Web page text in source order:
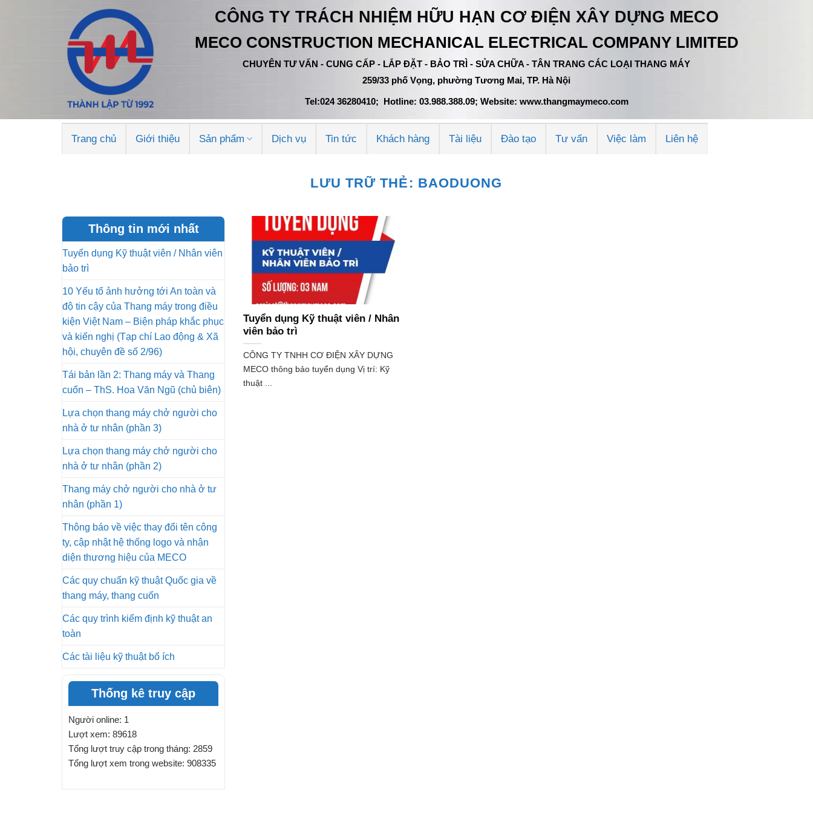
CÔNG TY TRÁCH NHIỆM HỮU HẠN CƠ ĐIỆN XÂY DỰNG MECO
MECO CONSTRUCTION MECHANICAL ELECTRICAL COMPANY LIMITED
CHUYÊN TƯ VẤN - CUNG CẤP - LẮP ĐẶT - BẢO TRÌ - SỬA CHỮA - TÂN TRANG CÁC LOẠI THANG MÁY
259/33 phố Vọng, phường Tương Mai, TP. Hà Nội
Tel:024 36280410; Hotline: 03.988.388.09; Website: www.thangmaymeco.com
Trang chủ Giới thiệu Sản phẩm Dịch vụ Tin tức Khách hàng Tài liệu Đào tạo Tư vấn Việc làm Liên hệ
LƯU TRỮ THẺ: BAODUONG
Thông tin mới nhất
Tuyển dụng Kỹ thuật viên / Nhân viên
bảo trì
10 Yếu tố ảnh hưởng tới An toàn và
độ tin cậy của Thang máy trong điều
kiện Việt Nam – Biện pháp khắc phục
và kiến nghị (Tạp chí Lao động & Xã
hội, chuyên đề số 2/96)
Tái bản lần 2: Thang máy và Thang
cuốn – ThS. Hoa Văn Ngũ (chủ biên)
Lựa chọn thang máy chở người cho
nhà ở tư nhân (phần 3)
Lựa chọn thang máy chở người cho
nhà ở tư nhân (phần 2)
Thang máy chở người cho nhà ở tư
nhân (phần 1)
Thông báo về việc thay đổi tên công
ty, cập nhật hệ thống logo và nhận
diện thương hiệu của MECO
Các quy chuẩn kỹ thuật Quốc gia về
thang máy, thang cuốn
Các quy trình kiểm định kỹ thuật an
toàn
Các tài liệu kỹ thuật bổ ích
Thống kê truy cập
Người online: 1
Lượt xem: 89618
Tổng lượt truy cập trong tháng: 2859
Tổng lượt xem trong website: 908335
Tuyển dụng Kỹ thuật viên / Nhân
viên bảo trì
CÔNG TY TNHH CƠ ĐIỆN XÂY DỰNG
MECO thông bảo tuyển dụng Vị trí: Kỹ
thuật ...